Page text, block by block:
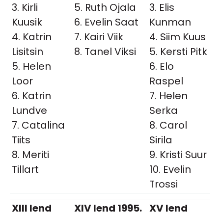
3. Kirli
Kuusik
4. Katrin
Lisitsin
5. Helen
Loor
6. Katrin
Lundve
7. Catalina
Tiits
8. Meriti
Tillart
5. Ruth Ojala
6. Evelin Saat
7. Kairi Viik
8. Tanel Viksi
3. Elis
Kunman
4. Siim Kuus
5. Kersti Pitk
6. Elo
Raspel
7. Helen
Serka
8. Carol
Sirila
9. Kristi Suur
10. Evelin
Trossi
XIII lend
XIV lend 1995. XV lend